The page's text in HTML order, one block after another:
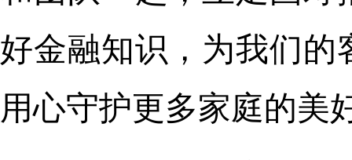
好金融知识，为我们
用心守护更多家庭的美